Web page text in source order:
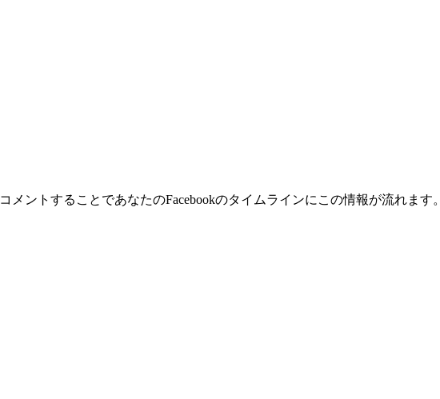
コメントすることであなたのFacebookのタイムラインにこの情報が流れます。